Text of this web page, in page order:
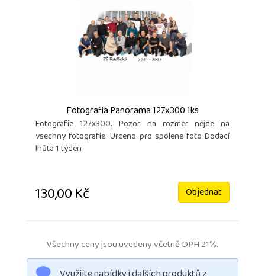
Fotografia Panorama 127x300 1ks
Fotografie 127x300. Pozor na rozmer nejde na
vsechny fotografie. Urceno pro spolene foto Dodací
lhůta 1 týden
130,00 Kč Objednat
Všechny ceny jsou uvedeny včetně DPH 21%.